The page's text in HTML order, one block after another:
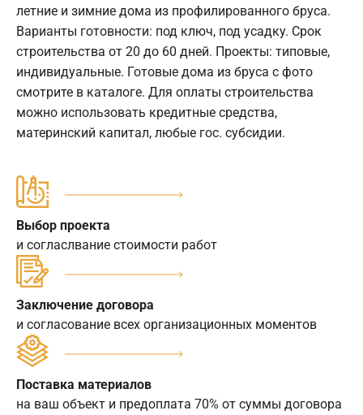
летние и зимние дома из профилированного бруса.
Варианты готовности: под ключ, под усадку. Срок
строительства от 20 до 60 дней. Проекты: типовые,
индивидуальные. Готовые дома из бруса с фото
смотрите в каталоге. Для оплаты строительства
можно использовать кредитные средства,
материнский капитал, любые гос. субсидии.
Выбор проекта
и согласлвание стоимости работ
Заключение договора
и согласование всех организационных моментов
Поставка материалов
на ваш объект и предоплата 70% от суммы договора